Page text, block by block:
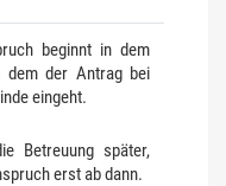
beginnt in dem
dem der Antrag bei
eingeht.
Betreuung später,
erst ab dann.